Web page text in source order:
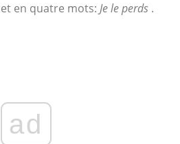
en quatre mots: Je le perds .
ad